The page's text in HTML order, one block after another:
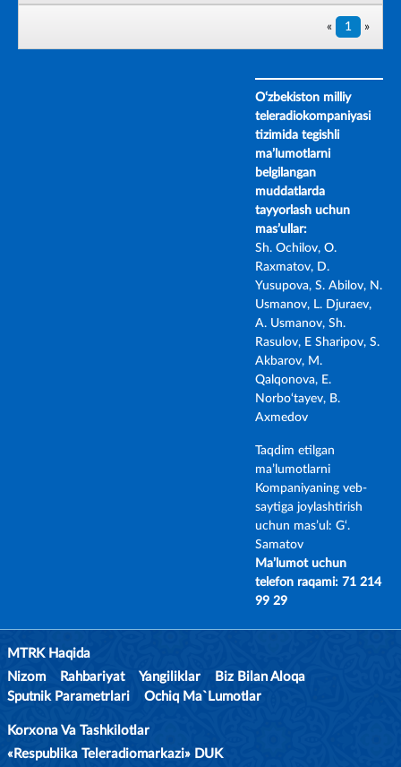
« 1 »
O‘zbekiston milliy
teleradiokompaniyasi
tizimida tegishli
ma’lumotlarni
belgilangan
muddatlarda
tayyorlash uchun
mas’ullar:
Sh. Ochilov, O.
Raxmatov, D.
Yusupova, S. Abilov, N.
Usmanov, L. Djuraev,
A. Usmanov, Sh.
Rasulov, E Sharipov, S.
Akbarov, M.
Qalqonova, E.
Norbo‘tayev, B.
Axmedov
Taqdim etilgan
ma’lumotlarni
Kompaniyaning veb-
saytiga joylashtirish
uchun mas’ul: G‘.
Samatov
Ma’lumot uchun
telefon raqami: 71 214
99 29
MTRK Haqida
Nizom
Rahbariyat Yangiliklar
Biz Bilan Aloqa
Sputnik Parametrlari
Ochiq Ma`lumotlar
Korxona Va Tashkilotlar
«Respublika Teleradiomarkazi» DUK